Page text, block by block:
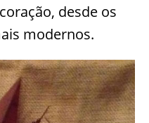
desde os
modernos.